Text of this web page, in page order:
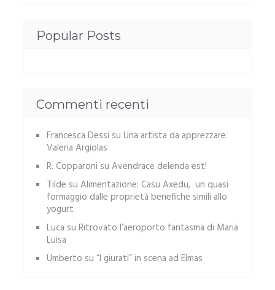
Popular Posts
Commenti recenti
Francesca Dessi su Una artista da apprezzare:
Valeria Argiolas
R. Copparoni su Avendrace delenda est!
Tilde su Alimentazione: Casu Axedu, un quasi
formaggio dalle proprietà benefiche simili allo
yogurt
Luca su Ritrovato l’aeroporto fantasma di Maria
Luisa
Umberto su “I giurati” in scena ad Elmas